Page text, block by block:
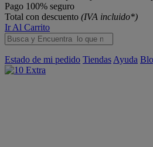
Pago 100% seguro
Total con descuento (IVA incluido*)
Ir Al Carrito
Estado de mi pedido Tiendas Ayuda